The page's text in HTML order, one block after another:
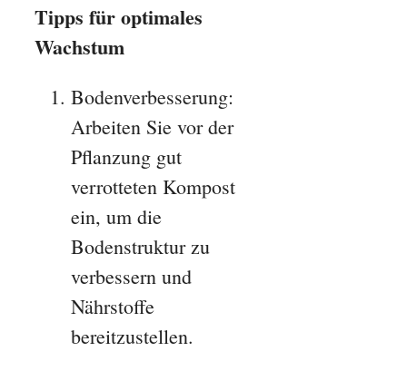
Tipps für optimales
Wachstum
Bodenverbesserung:
Arbeiten Sie vor der
Pflanzung gut
verrotteten Kompost
ein, um die
Bodenstruktur zu
verbessern und
Nährstoffe
bereitzustellen.